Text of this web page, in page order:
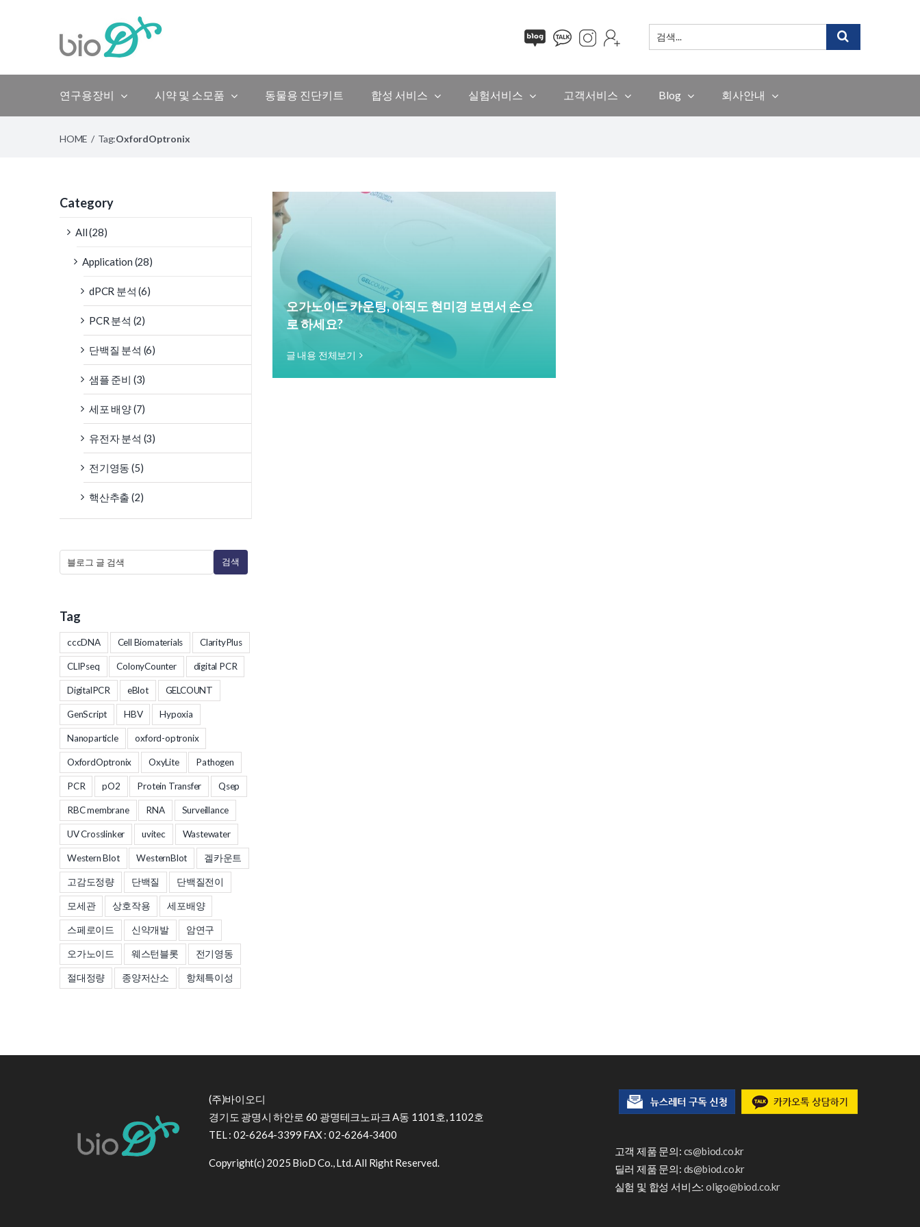
검
색
연구용장비 시약 및 소모품 동물용 진단키트 합성 서비스 실험서비스 고객서비스 Blog 회사안내
HOME / Tag:OxfordOptronix
오가노이드 카운팅, 아직도 현미경 보면서 손으
로 하세요?
글 내용 전체보기
Category
All (28)
Application (28)
dPCR 분석 (6)
PCR 분석 (2)
단백질 분석 (6)
샘플 준비 (3)
세포 배양 (7)
유전자 분석 (3)
전기영동 (5)
핵산추출 (2)
검색
Tag
cccDNA Cell Biomaterials ClarityPlus
CLIPseq ColonyCounter digital PCR
DigitalPCR eBlot GELCOUNT
GenScript HBV Hypoxia
Nanoparticle oxford-optronix
OxfordOptronix OxyLite Pathogen
PCR pO2 Protein Transfer Qsep
RBC membrane RNA Surveillance
UV Crosslinker uvitec Wastewater
Western Blot WesternBlot 겔카운트
고감도정량 단백질 단백질전이
모세관 상호작용 세포배양
스페로이드 신약개발 암연구
오가노이드 웨스턴블롯 전기영동
절대정량 종양저산소 항체특이성
(주)바이오디
경기도 광명시 하안로 60 광명테크노파크 A동 1101호, 1102호
TEL : 02-6264-3399 FAX : 02-6264-3400
Copyright(c) 2025 BioD Co., Ltd. All Right Reserved.
고객 제품 문의: cs@biod.co.kr
딜러 제품 문의: ds@biod.co.kr
실험 및 합성 서비스: oligo@biod.co.kr